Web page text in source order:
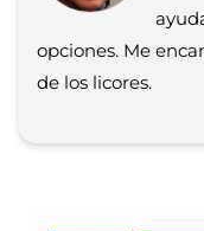
opciones. Me
de los licores.